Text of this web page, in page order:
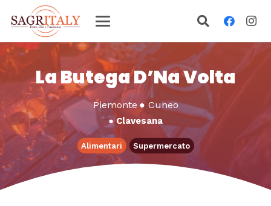
La Butega D’Na Volta
Piemonte ● Cuneo
●Clavesana
Alimentari Supermercato